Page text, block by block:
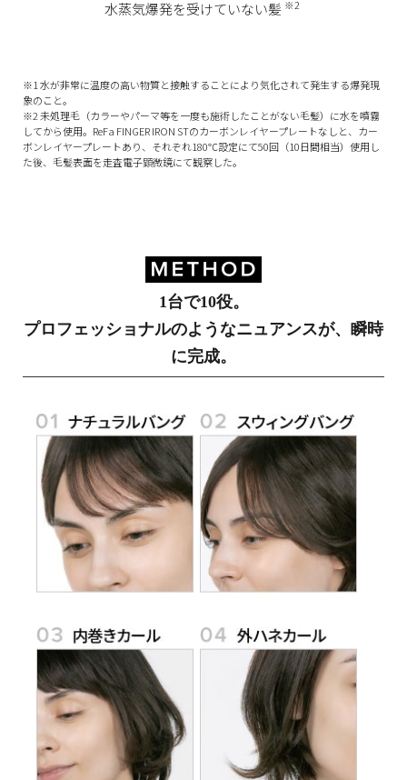
水蒸気爆発を受けていない髪 ※2
※1 水が非常に温度の高い物質と接触することにより気化されて発生する爆発現
象のこと。
※2 未処理毛（カラーやパーマ等を一度も施術したことがない毛髪）に水を噴霧
してから使用。ReFa FINGER IRON STのカーボンレイヤープレートなしと、カー
ボンレイヤープレートあり、それぞれ180℃設定にて50回（10日間相当）使用し
た後、毛髪表面を走査電子顕微鏡にて観察した。
1台で10役。
プロフェッショナルのようなニュアンスが、瞬時
に完成。